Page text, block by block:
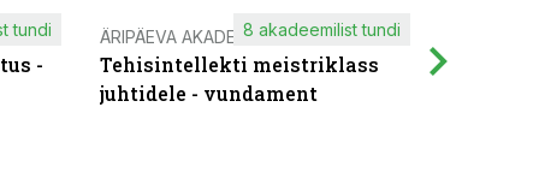
-
tundi ÄRIPÄEVA AKADEEMIA
Tehisintellekti meistriklass
juhtidele - vundament
8 akadeemilist tundi